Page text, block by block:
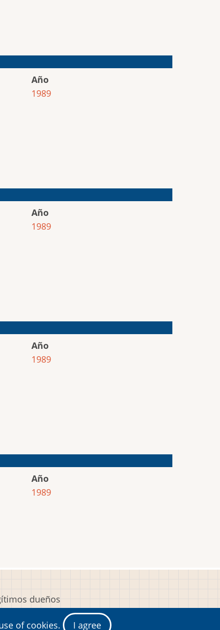
Año
1989
Año
1989
Año
1989
Año
1989
dueños
of cookies. I agree